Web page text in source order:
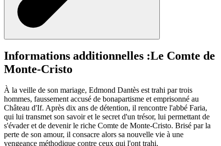
Informations additionnelles :Le Comte de
Monte-Cristo
À la veille de son mariage, Edmond Dantès est trahi par trois
hommes, faussement accusé de bonapartisme et emprisonné au
Château d'If. Après dix ans de détention, il rencontre l'abbé Faria,
qui lui transmet son savoir et le secret d'un trésor, lui permettant de
s'évader et de devenir le riche Comte de Monte-Cristo. Brisé par la
perte de son amour, il consacre alors sa nouvelle vie à une
vengeance méthodique contre ceux qui l'ont trahi.